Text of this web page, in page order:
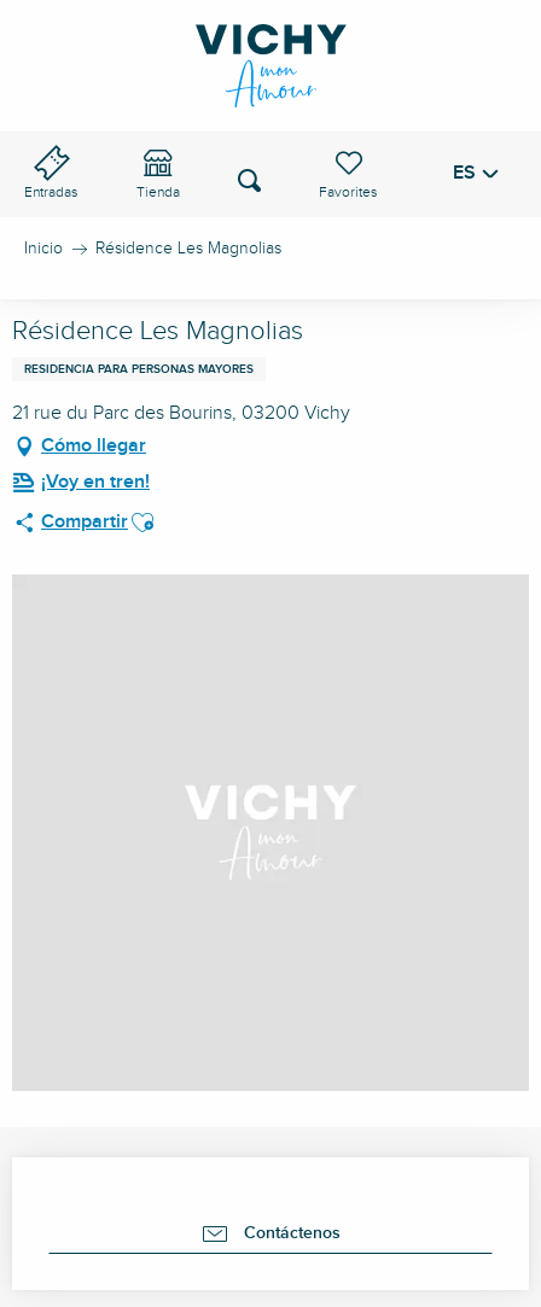
Entradas Tienda
Voir les favoris
Buscar ES
Inicio Résidence Les Magnolias
Résidence Les Magnolias
RESIDENCIA PARA PERSONAS MAYORES
21 rue du Parc des Bourins, 03200 Vichy
Cómo llegar
¡Voy en tren!
CompartirAjouter aux favoris
Contáctenos